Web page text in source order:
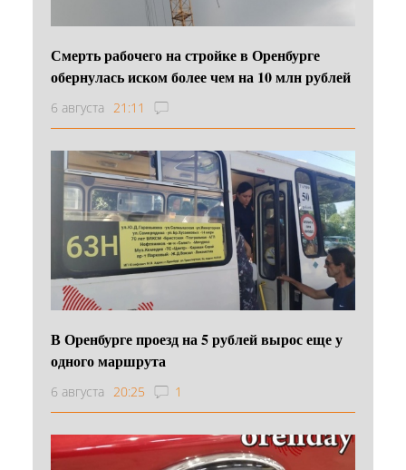
Смерть рабочего на стройке в Оренбурге
обернулась иском более чем на 10 млн рублей
6 августа 21:11
В Оренбурге проезд на 5 рублей вырос еще у
одного маршрута
6 августа 20:25 1